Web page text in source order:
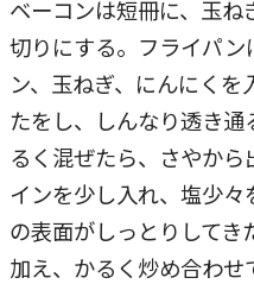
ベーコンは短冊に、玉
切りにする。フライパ
ン、玉ねぎ、にんにく
たをし、しんなり透き
るく混ぜたら、さやか
インを少し入れ、塩少
の表面がしっとりして
加え、かるく炒め合わ